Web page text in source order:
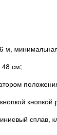
м,
48 см;
сплав,